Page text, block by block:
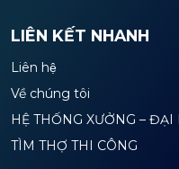
LIÊN KẾT NHANH
Liên hệ
Về chúng tôi
HỆ THỐNG XƯỞNG – ĐẠI
TÌM THỢ THI CÔNG